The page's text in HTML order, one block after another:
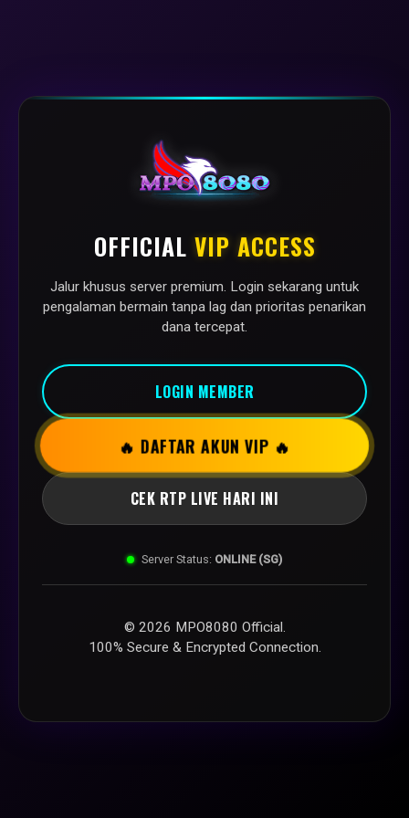
OFFICIAL VIP ACCESS
Jalur khusus server premium. Login sekarang untuk
pengalaman bermain tanpa lag dan prioritas penarikan
dana tercepat.
LOGIN MEMBER
🔥 DAFTAR AKUN VIP 🔥
CEK RTP LIVE HARI INI
Server Status: ONLINE (SG)
© 2026 MPO8080 Official.
100% Secure & Encrypted Connection.